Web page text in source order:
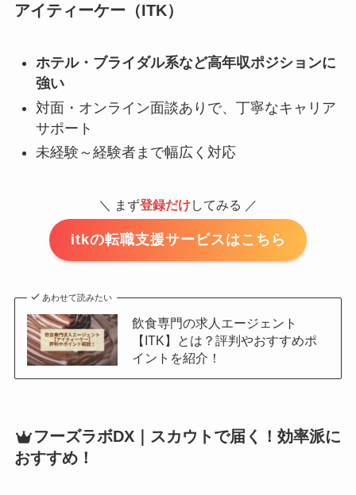
アイティーケー（ITK）
ホテル・ブライダル系など高年収ポジションに
強い
対面・オンライン面談ありで、丁寧なキャリア
サポート
未経験～経験者まで幅広く対応
＼ まず登録だけしてみる ／
itkの転職支援サービスはこちら
あわせて読みたい
飲食専門の求人エージェント
【ITK】とは？評判やおすすめポ
イントを紹介！
フーズラボDX｜スカウトで届く！効率派に
おすすめ！